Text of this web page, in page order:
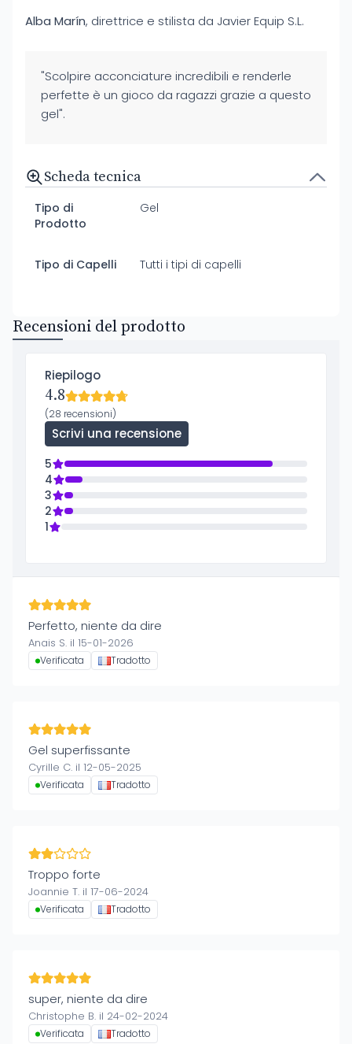
Alba Marín, direttrice e stilista da Javier Equip S.L.
"Scolpire acconciature incredibili e renderle
perfette è un gioco da ragazzi grazie a questo
gel".
Scheda tecnica
Tipo di
Prodotto
Gel
Tipo di Capelli Tutti i tipi di capelli
Recensioni del prodotto
Riepilogo
4.8
(28 recensioni)
Scrivi una recensione
5
4
3
2
1
Perfetto, niente da dire
Anais S. il 15-01-2026
Verificata Tradotto
Gel superfissante
Cyrille C. il 12-05-2025
Verificata Tradotto
Troppo forte
Joannie T. il 17-06-2024
Verificata Tradotto
super, niente da dire
Christophe B. il 24-02-2024
Verificata Tradotto